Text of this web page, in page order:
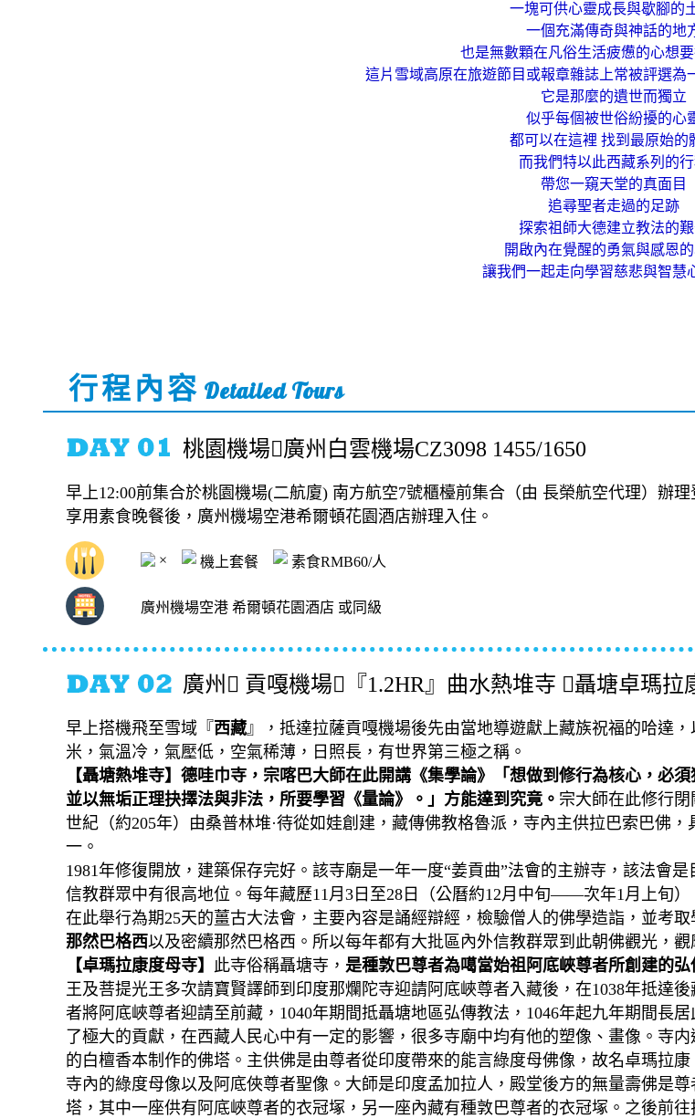
一塊可供心靈成長與歇腳的
一個充滿傳奇與神話的地
也是無數顆在凡俗生活疲憊的心想
這片雪域高原在旅遊節目或報章雜誌上常被評選為
它是那麼的遺世而獨立
似乎每個被世俗紛擾的心
都可以在這裡 找到最原始的
而我們特以此西藏系列的
帶您一窺天堂的真面目
追尋聖者走過的足跡
探索祖師大德建立教法的
開啟內在覺醒的勇氣與感恩
讓我們一起走向學習慈悲與智慧
行程內容 Detailed Tours
桃園機場廣州白雲機場CZ3098 1455/1650
早上12:00前集合於桃園機場(二航廈) 南方航空7號櫃檯前集合（由 長榮航空代理）辦
享用素食晚餐後，廣州機場空港希爾頓花園酒店辦理入住。
× 機上套餐 素食RMB60/人
廣州機場空港 希爾頓花園酒店 或同級
廣州 貢嘎機場『1.2HR』曲水熱堆寺 聶塘卓瑪拉
早上搭機飛至雪域『 西藏』，抵達拉薩貢嘎機場後先由當地導遊獻上藏族祝福的哈達
米，氣溫冷，氣壓低，空氣稀薄，日照長，有世界第三極之稱。
【聶塘熱堆寺】德哇巾寺，宗喀巴大師在此開講《集學論》「想做到修行為核心，必
並以無垢正理抉擇法與非法，所要學習《量論》。」方能達到究竟。 宗大師在此修行
世紀（約205年）由桑普林堆·待從如娃創建，藏傳佛教格魯派，寺內主供拉巴索巴佛
一。
1981年修復開放，建築保存完好。該寺廟是一年一度“姜貢曲”法會的主辦寺，該法會
信教群眾中有很高地位。每年藏歷11月3日至28日（公曆約12月中旬——次年1月上旬
在此舉行為期25天的薑古大法會，主要內容是誦經辯經，檢驗僧人的佛學造詣，並考取
那然巴格西以及密續那然巴格西。所以每年都有大批區內外信教群眾到此朝佛觀光，觀
【卓瑪拉康度母寺】 此寺俗稱聶塘寺 ， 是種敦巴尊者為噶當始祖阿底峽尊者所創建的弘
王及菩提光王多次請寶賢譯師到印度那爛陀寺迎請阿底峽尊者入藏後，在1038年抵達後
者將阿底峽尊者迎請至前藏，1040年期間抵聶塘地區弘傳教法，1046年起九年期間長
了極大的貢獻，在西藏人民心中有一定的影響，很多寺廟中均有他的塑像、畫像。寺
的白檀香本制作的佛塔。主供佛是由尊者從印度帶來的能言綠度母佛像，故名卓瑪拉
寺內的綠度母像以及阿底俠尊者聖像。大師是印度孟加拉人，殿堂後方的無量壽佛是
塔，其中一座供有阿底峽尊者的衣冠塚，另一座內藏有種敦巴尊者的衣冠塚。之後前